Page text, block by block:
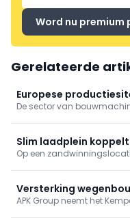
Word nu premium
Gerelateerde
Europese
De sector van
schommelingen, maar
vooruitzichten.
Slim laadplein
bouwen
Op een
Versterking
APK Group neemt het